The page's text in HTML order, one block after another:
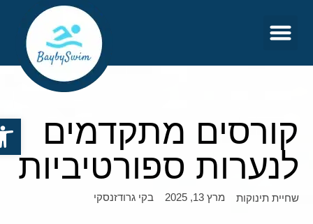
קורסים מתקדמים
לנערות ספורטיביות
שחיית תינוקות מרץ 13, 2025 בקי גרודזנסקי
פתח